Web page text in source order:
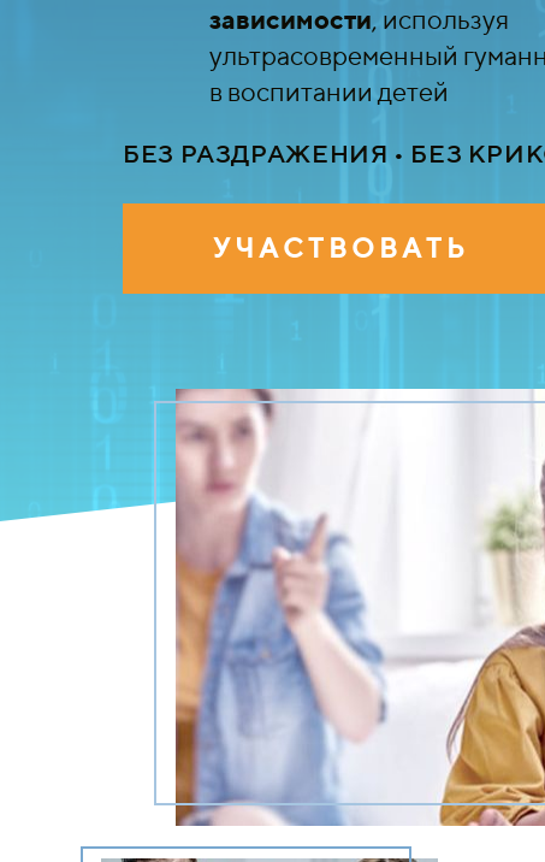
зависимости, используя
ультрасовременный
в воспитании детей
БЕЗ РАЗДРАЖЕНИЯ • БЕЗ
У Ч А С Т В О В А Т Ь